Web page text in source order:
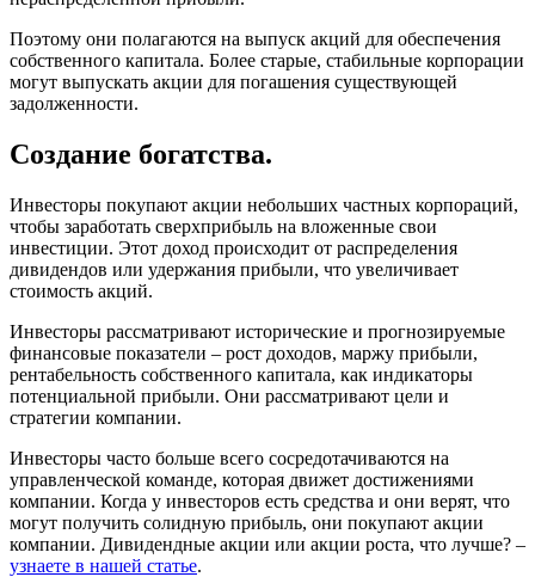
Поэтому они полагаются на выпуск акций для обеспечения
собственного капитала. Более старые, стабильные корпорации
могут выпускать акции для погашения существующей
задолженности.
Создание богатства.
Инвесторы покупают акции небольших частных корпораций,
чтобы заработать сверхприбыль на вложенные свои
инвестиции. Этот доход происходит от распределения
дивидендов или удержания прибыли, что увеличивает
стоимость акций.
Инвесторы рассматривают исторические и прогнозируемые
финансовые показатели – рост доходов, маржу прибыли,
рентабельность собственного капитала, как индикаторы
потенциальной прибыли. Они рассматривают цели и
стратегии компании.
Инвесторы часто больше всего сосредотачиваются на
управленческой команде, которая движет достижениями
компании. Когда у инвесторов есть средства и они верят, что
могут получить солидную прибыль, они покупают акции
компании. Дивидендные акции или акции роста, что лучше? –
узнаете в нашей статье.